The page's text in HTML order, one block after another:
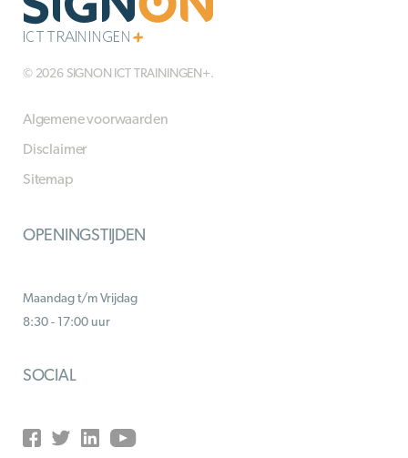
© 2026 SIGNON ICT TRAININGEN+.
Algemene voorwaarden
Disclaimer
Sitemap
OPENINGSTIJDEN
Maandag t/m Vrijdag
8:30 - 17:00 uur
SOCIAL